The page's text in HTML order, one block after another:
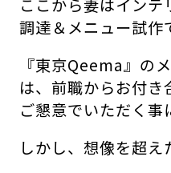
ここから妻はインテ
調達＆メニュー試作
『東京Qeema』の
は、前職からお付き
ご懇意でいただく事
しかし、想像を超え